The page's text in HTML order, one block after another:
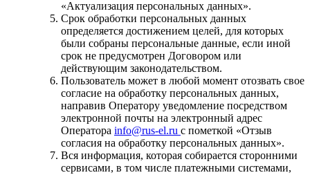
«Актуализация персональных данных».
Срок обработки персональных данных
определяется достижением целей, для которых
были собраны персональные данные, если иной
срок не предусмотрен Договором или
действующим законодательством.
Пользователь может в любой момент отозвать свое
согласие на обработку персональных данных,
направив Оператору уведомление посредством
электронной почты на электронный адрес
Оператора info@rus-el.ru с пометкой «Отзыв
согласия на обработку персональных данных».
Вся информация, которая собирается сторонними
сервисами, в том числе платежными системами,